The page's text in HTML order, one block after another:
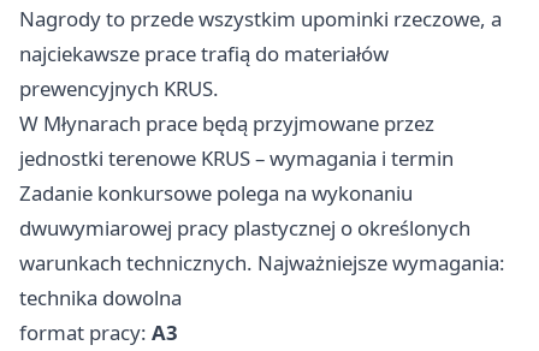
Nagrody to przede wszystkim upominki rzeczowe, a
najciekawsze prace trafią do materiałów
prewencyjnych KRUS.
W Młynarach prace będą przyjmowane przez
jednostki terenowe KRUS – wymagania i termin
Zadanie konkursowe polega na wykonaniu
dwuwymiarowej pracy plastycznej o określonych
warunkach technicznych. Najważniejsze wymagania:
technika dowolna
format pracy: A3